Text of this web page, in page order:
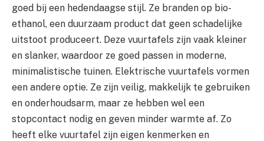
goed bij een hedendaagse stijl. Ze branden op bio-
ethanol, een duurzaam product dat geen schadelijke
uitstoot produceert. Deze vuurtafels zijn vaak kleiner
en slanker, waardoor ze goed passen in moderne,
minimalistische tuinen. Elektrische vuurtafels vormen
een andere optie. Ze zijn veilig, makkelijk te gebruiken
en onderhoudsarm, maar ze hebben wel een
stopcontact nodig en geven minder warmte af. Zo
heeft elke vuurtafel zijn eigen kenmerken en